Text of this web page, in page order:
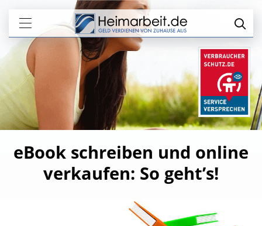
eBook schreiben und online
verkaufen: So geht’s!